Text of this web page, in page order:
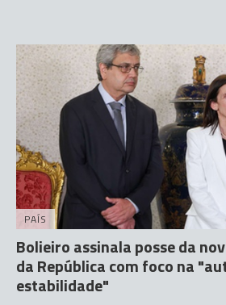
PAÍS
Bolieiro assinala posse da
da República com foco na
estabilidade"